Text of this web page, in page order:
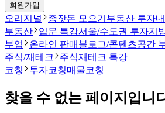
회원가입
오리지널 종잣돈 모으기 부동산 투자
부동산
입문 특강서울/수도권 투자지
부업
온라인 판매 블로그/콘텐츠공간
주식/재테크
주식재테크 특강
코칭
투자코칭매물코칭
찾을 수 없는 페이지입니